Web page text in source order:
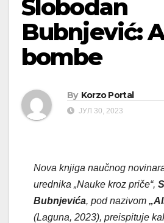
Slobodan
Bubnjević:
bombe
By Korzo Portal
ЈУЛ 30, 2023
Nova knjiga naučnog
urednika „Nauke kroz priče“,
Bubnjevića, pod nazivom
(Laguna, 2023), preispituje